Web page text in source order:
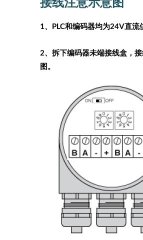
1、 PLC和编码器均为24V直流
2、 拆下编码器未端接线盒，
图。